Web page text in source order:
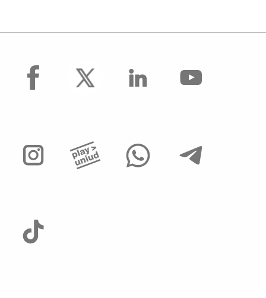
facebook